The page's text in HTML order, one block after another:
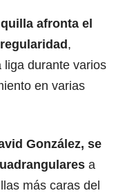
afronta el
,
liga durante varios
en varias
González, se
a
más caras del